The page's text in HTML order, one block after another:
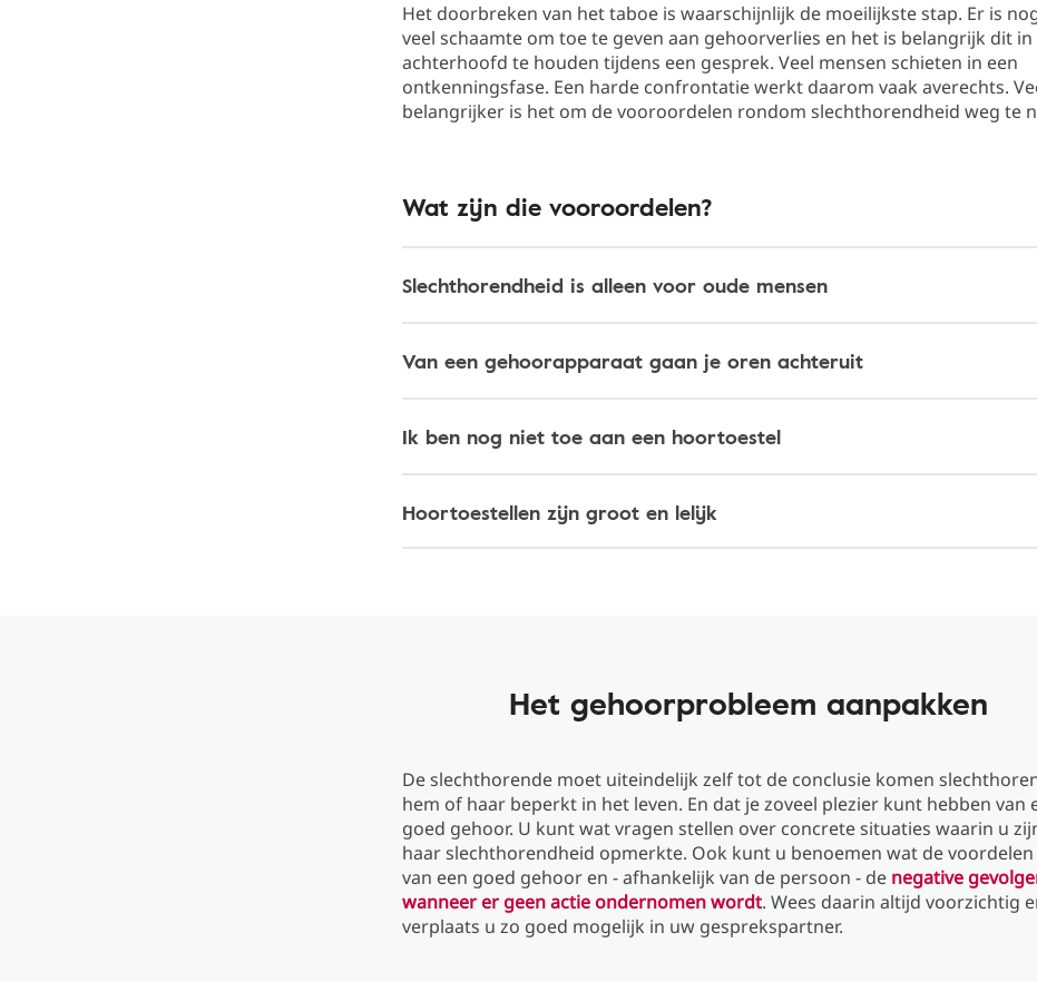
Het doorbreken van het taboe is waarschijnlijk de moeilijkste stap. Er is
veel schaamte om toe te geven aan gehoorverlies en het is belangrijk dit
achterhoofd te houden tijdens een gesprek. Veel mensen schieten in een
ontkenningsfase. Een harde confrontatie werkt daarom vaak averechts.
belangrijker is het om de vooroordelen rondom slechthorendheid weg te
Wat zijn die vooroordelen?
Slechthorendheid is alleen voor oude mensen
Van een gehoorapparaat gaan je oren achteruit
Ik ben nog niet toe aan een hoortoestel
Hoortoestellen zijn groot en lelijk
Het gehoorprobleem aanpakken
De slechthorende moet uiteindelijk zelf tot de conclusie komen
hem of haar beperkt in het leven. En dat je zoveel plezier kunt hebben van
goed gehoor. U kunt wat vragen stellen over concrete situaties waarin u
haar slechthorendheid opmerkte. Ook kunt u benoemen wat de voordelen
van een goed gehoor en - afhankelijk van de persoon - de negative
wanneer er geen actie ondernomen wordt. Wees daarin altijd voorzichtig
verplaats u zo goed mogelijk in uw gesprekspartner.